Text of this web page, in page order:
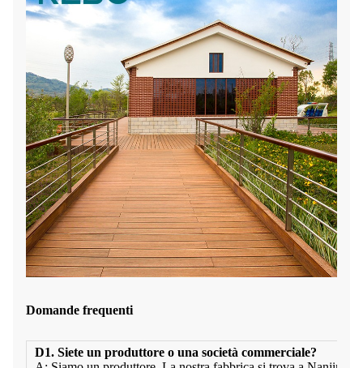
Domande frequenti
D1. Siete un produttore o una società commerciale?